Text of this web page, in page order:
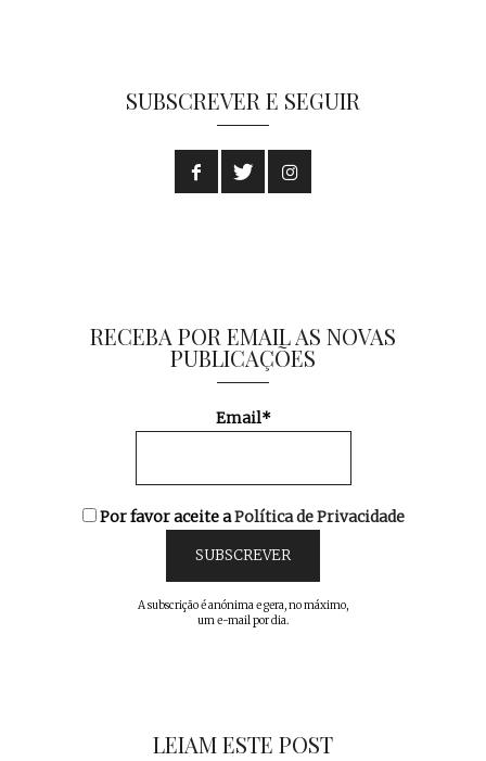
SUBSCREVER E SEGUIR
RECEBA POR EMAIL AS NOVAS
PUBLICAÇÕES
Email*
Por favor aceite aPolítica de Privacidade
A subscrição é anónima e gera, no máximo,
um e-mail por dia.
LEIAM ESTE POST